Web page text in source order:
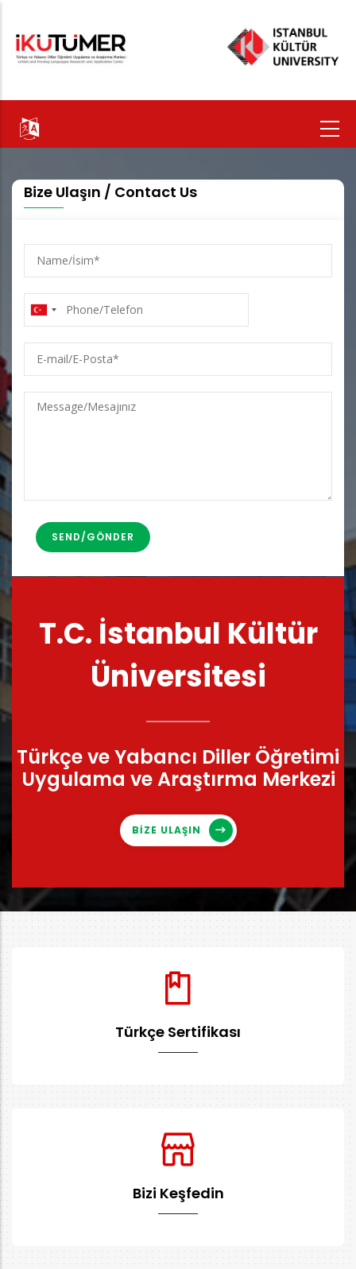
içeriğe
atla
Bize Ulaşın / Contact Us
Name/
İsim
Phone/Telefon
mail/E-
Posta
Message/Mesajınız
T.C. İstanbul Kültür
Üniversitesi
Türkçe ve Yabancı Diller Öğretimi
Uygulama ve Araştırma Merkezi
BİZE ULAŞIN
Türkçe Sertifikası
Bizi Keşfedin